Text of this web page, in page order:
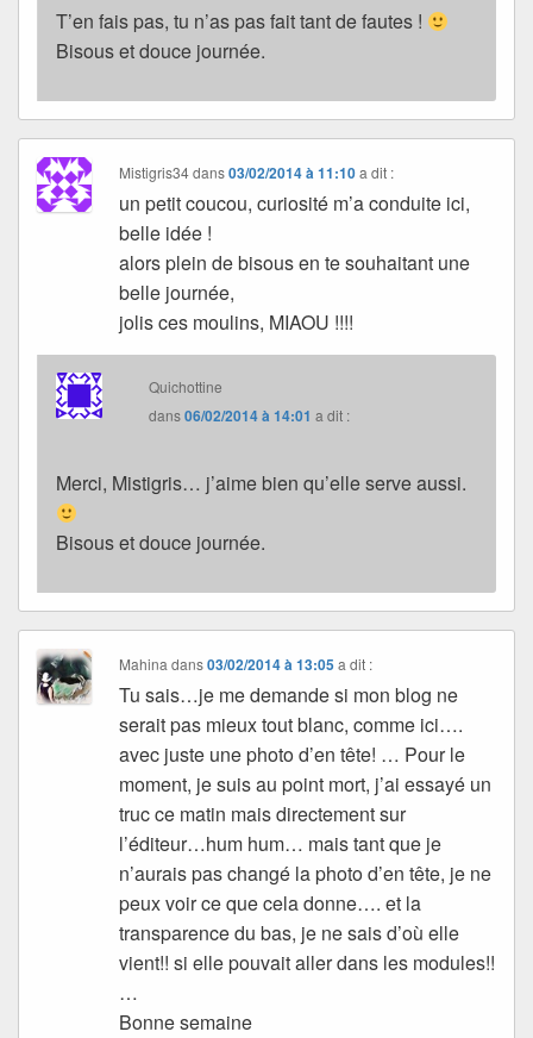
T’en fais pas, tu n’as pas fait tant de fautes !
Bisous et douce journée.
Mistigris34dans03/02/2014 à 11:10 a dit :
un petit coucou, curiosité m’a conduite ici,
belle idée !
alors plein de bisous en te souhaitant une
belle journée,
jolis ces moulins, MIAOU !!!!
Quichottine
dans06/02/2014 à 14:01 a dit :
Merci, Mistigris… j’aime bien qu’elle serve aussi.
Bisous et douce journée.
Mahinadans03/02/2014 à 13:05 a dit :
Tu sais…je me demande si mon blog ne
serait pas mieux tout blanc, comme ici….
avec juste une photo d’en tête! … Pour le
moment, je suis au point mort, j’ai essayé un
truc ce matin mais directement sur
l’éditeur…hum hum… mais tant que je
n’aurais pas changé la photo d’en tête, je ne
peux voir ce que cela donne…. et la
transparence du bas, je ne sais d’où elle
vient!! si elle pouvait aller dans les modules!!
…
Bonne semaine